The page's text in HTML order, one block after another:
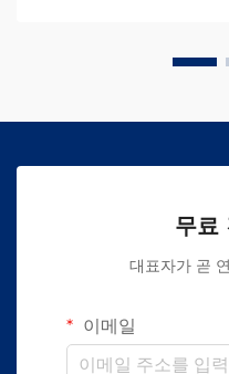
무료
대표자가 곧
이메일